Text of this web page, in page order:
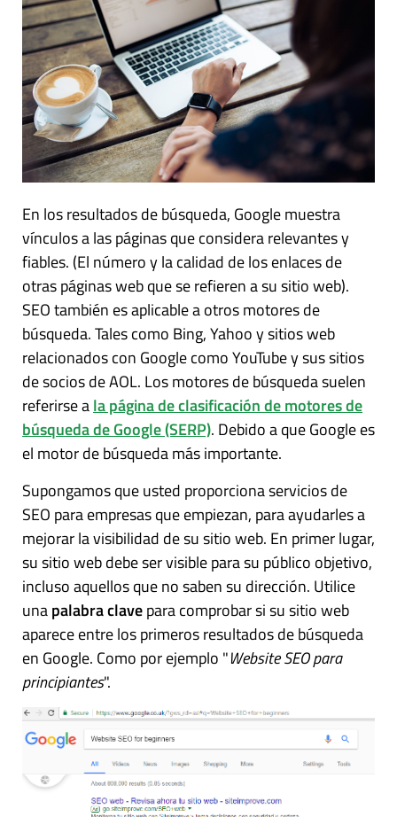
En los resultados de búsqueda, Google muestra
vínculos a las páginas que considera relevantes y
fiables. (El número y la calidad de los enlaces de
otras páginas web que se refieren a su sitio web).
SEO también es aplicable a otros motores de
búsqueda. Tales como Bing, Yahoo y sitios web
relacionados con Google como YouTube y sus sitios
de socios de AOL. Los motores de búsqueda suelen
referirse ala página de clasificación de motores de
búsqueda de Google (SERP). Debido a que Google es
el motor de búsqueda más importante.
Supongamos que usted proporciona servicios de
SEO para empresas que empiezan, para ayudarles a
mejorar la visibilidad de su sitio web. En primer lugar,
su sitio web debe ser visible para su público objetivo,
incluso aquellos que no saben su dirección. Utilice
unapalabra clavepara comprobar si su sitio web
aparece entre los primeros resultados de búsqueda
en Google. Como por ejemplo "Website SEO para
principiantes".